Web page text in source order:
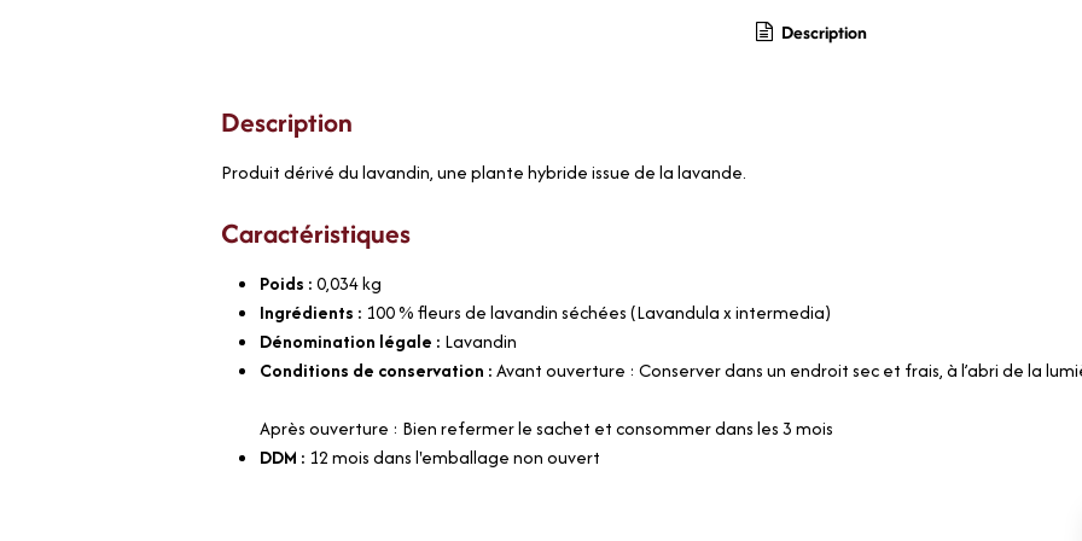
Description
Description
Produit dérivé du lavandin, une plante hybride issue de la lavande.
Caractéristiques
Poids :0,034kg
Ingrédients : 100 % fleurs de lavandin séchées (Lavandula x intermedia)
Dénomination légale : Lavandin
Conditions de conservation :Avant ouverture : Conserver dans un endroit sec et frais, à l’abri de la
Après ouverture : Bien refermer le sachet et consommer dans les 3 mois
DDM : 12 mois dans l'emballage non ouvert